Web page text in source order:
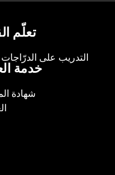
تعلّم
التدريب على الدرّاجات
خدمة
شهادة